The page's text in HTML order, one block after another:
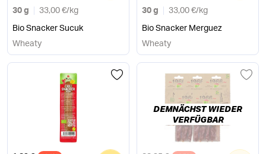
30 g 33,00 €/ kg
Bio Snacker Sucuk
Wheaty
30 g 33,00 €/ kg
Bio Snacker Merguez
Wheaty
DEMNÄCHST WIEDER
VERFÜGBAR